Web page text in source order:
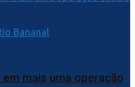
mais uma operação